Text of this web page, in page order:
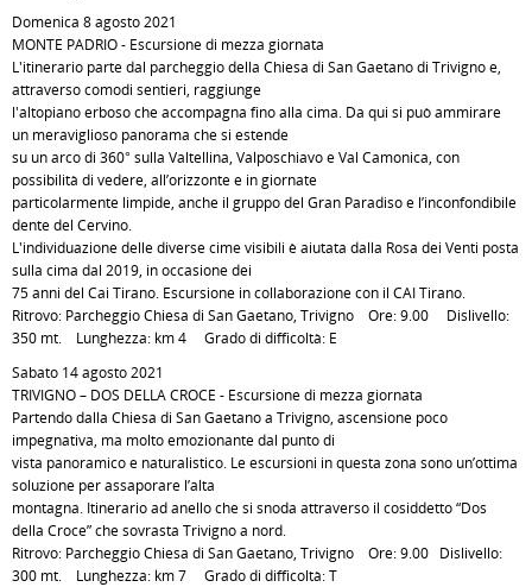
Domenica 8 agosto 2021
MONTE PADRIO - Escursione di mezza giornata
L'itinerario parte dal parcheggio della Chiesa di San Gaetano di Trivigno e,
attraverso comodi sentieri, raggiunge
l'altopiano erboso che accompagna fino alla cima. Da qui si può ammirare
un meraviglioso panorama che si estende
su un arco di 360° sulla Valtellina, Valposchiavo e Val Camonica, con
possibilità di vedere, all’orizzonte e in giornate
particolarmente limpide, anche il gruppo del Gran Paradiso e l’inconfondibile
dente del Cervino.
L'individuazione delle diverse cime visibili è aiutata dalla Rosa dei Venti posta
sulla cima dal 2019, in occasione dei
75 anni del Cai Tirano. Escursione in collaborazione con il CAI Tirano.
Ritrovo: Parcheggio Chiesa di San Gaetano, Trivigno Ore: 9.00 Dislivello:
350 mt. Lunghezza: km 4 Grado di difficoltà: E
Sabato 14 agosto 2021
TRIVIGNO – DOS DELLA CROCE - Escursione di mezza giornata
Partendo dalla Chiesa di San Gaetano a Trivigno, ascensione poco
impegnativa, ma molto emozionante dal punto di
vista panoramico e naturalistico. Le escursioni in questa zona sono un’ottima
soluzione per assaporare l’alta
montagna. Itinerario ad anello che si snoda attraverso il cosiddetto “Dos
della Croce” che sovrasta Trivigno a nord.
Ritrovo: Parcheggio Chiesa di San Gaetano, Trivigno Ore: 9.00 Dislivello:
300 mt. Lunghezza: km 7 Grado di difficoltà: T